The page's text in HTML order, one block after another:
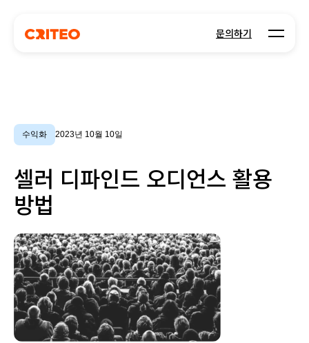
문의하기 Open
수익화 2023년 10월 10일
셀러 디파인드 오디언스 활용
방법